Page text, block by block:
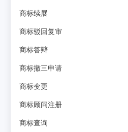
商标续展
商标驳回复审
商标答辩
商标撤三申请
商标变更
商标顾问注册
商标查询